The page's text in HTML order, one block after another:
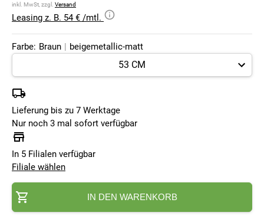
inkl. MwSt, zzgl. Versand
Leasing z. B. 54 € /mtl.
Farbe: Braun | beigemetallic-matt
Lieferung bis zu 7 Werktage
Nur noch 3 mal sofort verfügbar
In 5 Filialen verfügbar
Filiale wählen
IN DEN WARENKORB